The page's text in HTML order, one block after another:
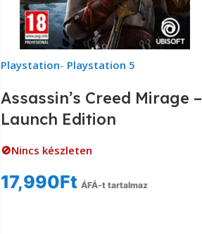
Playstation- Playstation 5
Assassin’s Creed Mirage –
Launch Edition
🚫Nincs készleten
17,990Ft ÁFÁ-t tartalmaz